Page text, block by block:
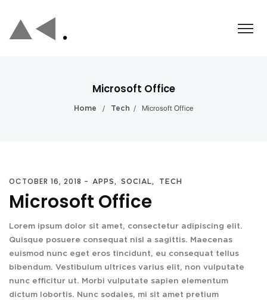
Microsoft Office
Home / Tech / Microsoft Office
OCTOBER 16, 2018 APPS SOCIAL TECH
Microsoft Office
Lorem ipsum dolor sit amet, consectetur adipiscing elit.
Quisque posuere consequat nisl a sagittis. Maecenas
euismod nunc eget eros tincidunt, eu consequat tellus
bibendum. Vestibulum ultrices varius elit, non vulputate
nunc efficitur ut. Morbi vulputate sapien elementum
dictum lobortis. Nunc sodales, mi sit amet pretium